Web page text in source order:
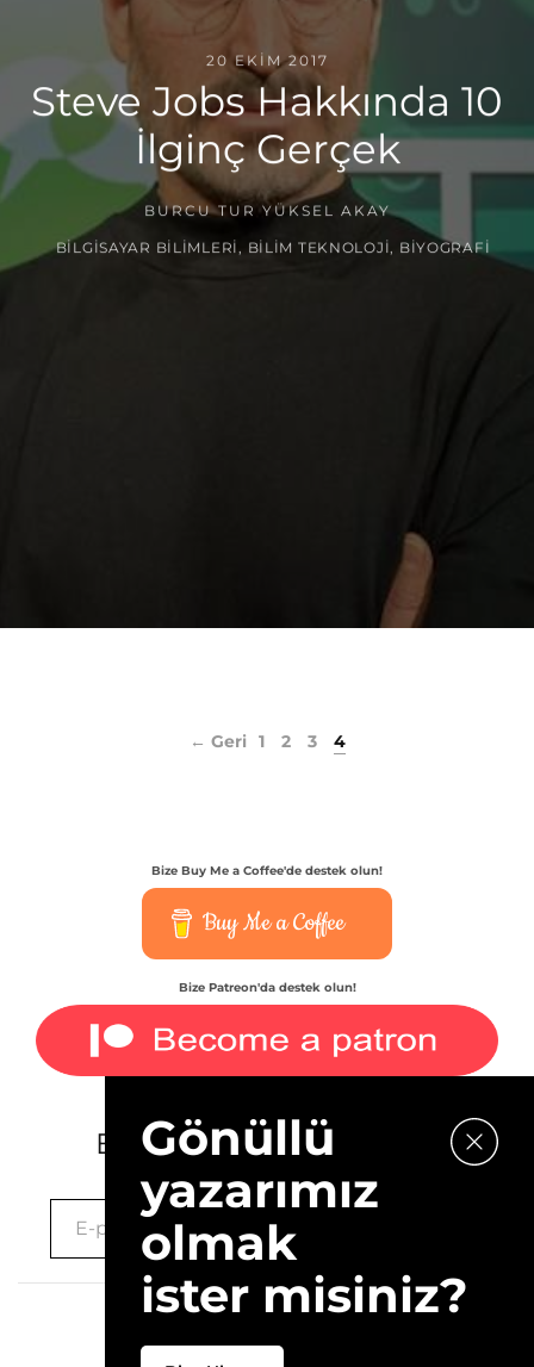
20 EKIM 2017
Steve Jobs Hakkında 10
İlginç Gerçek
BURCU TUR YÜKSEL AKAY
BILGISAYAR BILIMLERI , BILIM TEKNOLOJI BIYOGRAFI
← Geri 1 2 3 4
Bize Buy Me a Coffee'de destek olun!
Buy Me a Coffee
Bize Patreon'da destek olun!
E-bültenimize kaydolun.
Gönüllü
yazarımız
olmak
ister misiniz?